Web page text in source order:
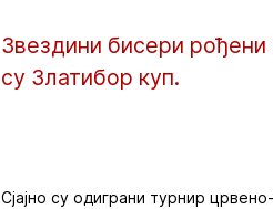
Звездини бисери
су Златибор куп.
Сјајно су одиграни турнир